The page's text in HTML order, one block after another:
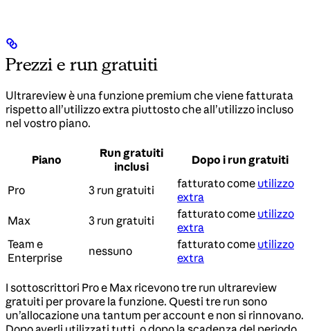
Prezzi e run gratuiti
Ultrareview è una funzione premium che viene fatturata
rispetto all’utilizzo extra piuttosto che all’utilizzo incluso
nel vostro piano.
Piano
Run gratuiti
inclusi
Dopo i run gratuiti
Pro 3 run gratuiti fatturato come utilizzo
extra
Max
3 run gratuiti fatturato come utilizzo
extra
Team e
Enterprise
nessuno fatturato come utilizzo
extra
I sottoscrittori Pro e Max ricevono tre run ultrareview
gratuiti per provare la funzione. Questi tre run sono
un’allocazione una tantum per account e non si rinnovano.